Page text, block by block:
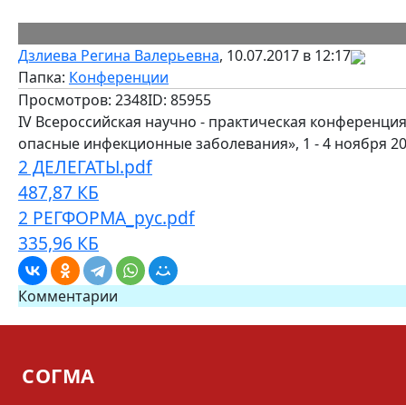
Дзлиева Регина Валерьевна, 10.07.2017 в 12:17
Папка: Конференции
Просмотров: 2348ID: 85955
IV Всероссийская научно - практическая
опасные инфекционные заболевания», 1 - 4 ноября
2 ДЕЛЕГАТЫ.pdf
487,87 КБ
2 РЕГФОРМА_рус.pdf
335,96 КБ
Комментарии
СОГМА